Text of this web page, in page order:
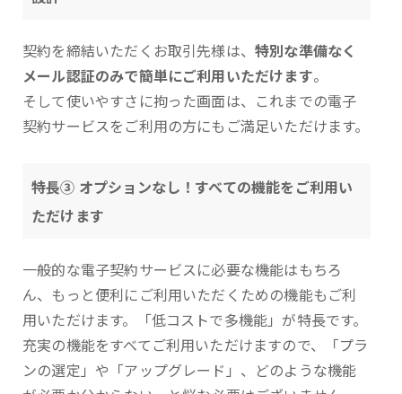
契約を締結いただくお取引先様は、 特別な準備なく
メール認証のみで簡単にご利用いただけます。
そして使いやすさに拘った画面は、これまでの電子
契約サービスをご利用の方にもご満足いただけます。
特長③ オプションなし！すべての機能をご利用い
ただけます
一般的な電子契約サービスに必要な機能はもちろ
ん、もっと便利にご利用いただくための機能もご利
用いただけます。「低コストで多機能」が特長です。
充実の機能をすべてご利用いただけますので、「プラ
ンの選定」や「アップグレード」、どのような機能